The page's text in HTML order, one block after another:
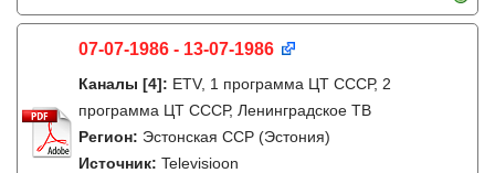
07-07-1986 - 13-07-1986
Каналы [4]: ETV, 1 программа ЦТ СССР, 2
программа ЦТ СССР, Ленинградское ТВ
Регион: Эстонская ССР (Эстония)
Источник: Televisioon